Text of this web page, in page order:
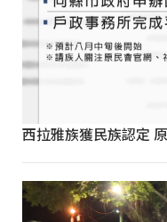
西拉雅族獲民族認定